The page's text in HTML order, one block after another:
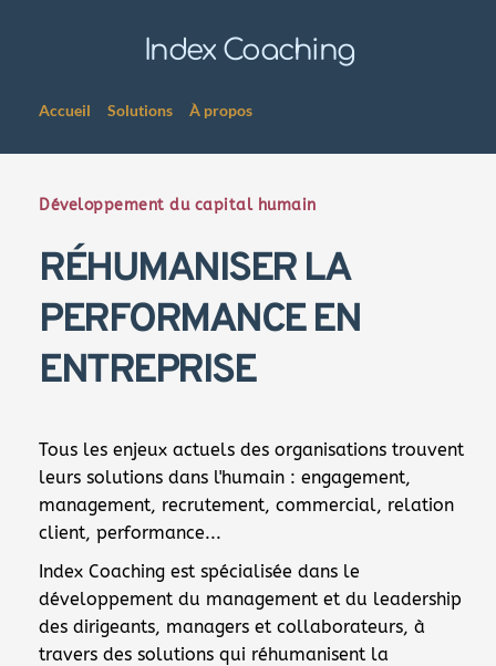
Index Coaching
Accueil Solutions À propos
Développement du capital humain
RÉHUMANISER LA
PERFORMANCE EN
ENTREPRISE
Tous les enjeux actuels des organisations trouvent
leurs solutions dans l'humain : engagement,
management, recrutement, commercial, relation
client, performance...
Index Coaching est spécialisée dans le
développement du management et du leadership
des dirigeants, managers et collaborateurs, à
travers des solutions qui réhumanisent la